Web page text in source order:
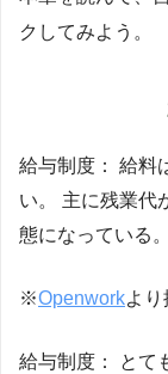
クしてみよう。
給与制度： 給料
い。 主に残業代
態になっている。
※Openworkよ
給与制度： とて